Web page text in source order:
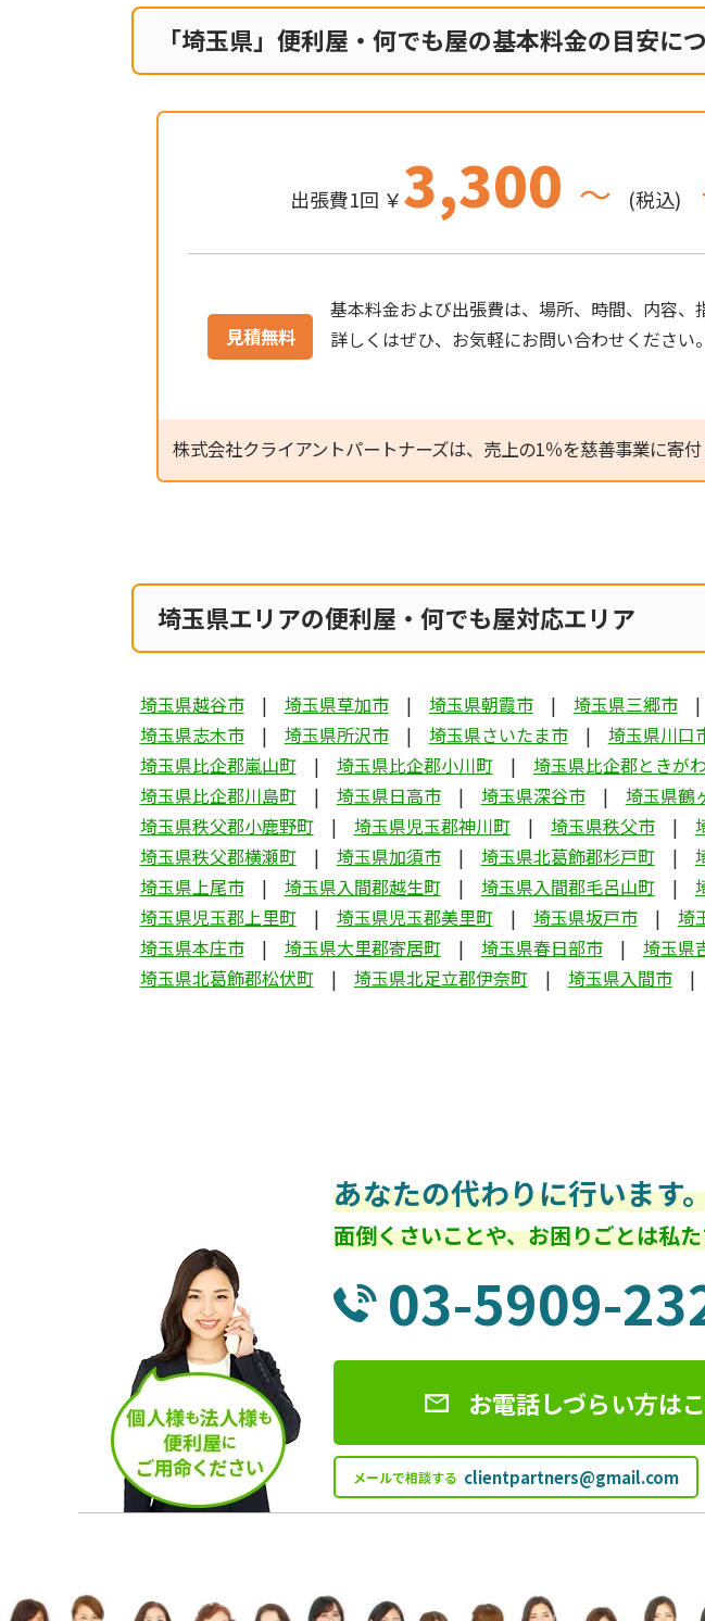
「埼玉県」便利屋・何でも屋の基本料金の目安に
出張費1回 ￥3,300 ～ (税込)
見積無料
基本料金および出張費は、場所、時間、内容、
詳しくはぜひ、お気軽にお問い合わせください。
株式会社クライアントパートナーズは、売上の1％を慈善事業に寄付
埼玉県エリアの便利屋・何でも屋対応エリア
埼玉県越谷市 埼玉県草加市 埼玉県朝霞市 埼玉県三郷市
埼玉県志木市
埼玉県所沢市 埼玉県さいたま市 埼玉県川口
埼玉県比企郡嵐山町
埼玉県比企郡小川町 埼玉県比企郡ときが
埼玉県比企郡川島町
埼玉県日高市 埼玉県深谷市 埼玉県鶴
埼玉県秩父郡小鹿野町
埼玉県児玉郡神川町 埼玉県秩父市
埼玉県秩父郡横瀬町
埼玉県加須市 埼玉県北葛飾郡杉戸町
埼玉県上尾市
埼玉県入間郡越生町 埼玉県入間郡毛呂山町
埼玉県児玉郡上里町
埼玉県児玉郡美里町 埼玉県坂戸市 埼
埼玉県本庄市
埼玉県大里郡寄居町 埼玉県春日部市 埼玉県
埼玉県北葛飾郡松伏町
埼玉県北足立郡伊奈町 埼玉県入間市
あなたの代わりに行います
面倒くさいことや、お困りごとは私
03-5909-
お電話しづらい方は
メールで相談する clientpartners@gmail.com